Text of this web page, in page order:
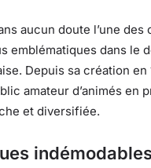
aucun doute l’une des
emblématiques dans le
Depuis sa création en
amateur d’animés en
et diversifiée.